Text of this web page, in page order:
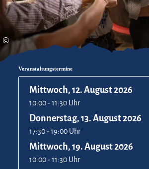
©
Veranstaltungstermine
Mittwoch, 12. August 2026
10:00 - 11:30 Uhr
Donnerstag, 13. August 2026
17:30 - 19:00 Uhr
Mittwoch, 19. August 2026
10:00 - 11:30 Uhr